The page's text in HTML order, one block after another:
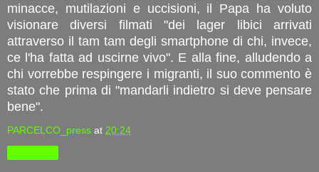
minacce, mutilazioni e uccisioni, il Papa ha voluto
visionare diversi filmati "dei lager libici arrivati
attraverso il tam tam degli smartphone di chi, invece,
ce l'ha fatta ad uscirne vivo". E alla fine, alludendo a
chi vorrebbe respingere i migranti, il suo commento è
stato che prima di "mandarli indietro si deve pensare
bene".
PARCELCO_press at 20:24